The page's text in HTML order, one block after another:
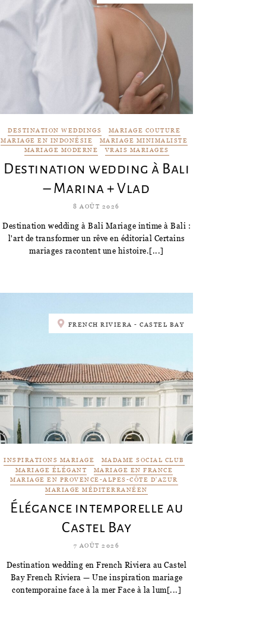
DESTINATION WEDDINGS
MARIAGE COUTURE
MARIAGE EN INDONÉSIE
MARIAGE MINIMALISTE
MARIAGE MODERNE
VRAIS MARIAGES
Destination wedding à Bali
– Marina + Vlad
8 AOÛT 2026
Destination wedding à Bali Mariage intime à Bali :
l'art de transformer un rêve en éditorial Certains
mariages racontent une histoire.[...]
FRENCH RIVIERA - CASTEL BAY
INSPIRATIONS MARIAGE
MADAME SOCIAL CLUB
MARIAGE ÉLÉGANT
MARIAGE EN FRANCE
MARIAGE EN PROVENCE-ALPES-CÔTE D'AZUR
MARIAGE MÉDITERRANÉEN
Élégance intemporelle au
Castel Bay
7 AOÛT 2026
Destination wedding en French Riviera au Castel
Bay French Riviera — Une inspiration mariage
contemporaine face à la mer Face à la lum[...]